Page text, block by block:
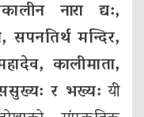
नारा द्य:,
सपनतिर्थ मन्दिर,
कालीमाता,
र भख्य:यी